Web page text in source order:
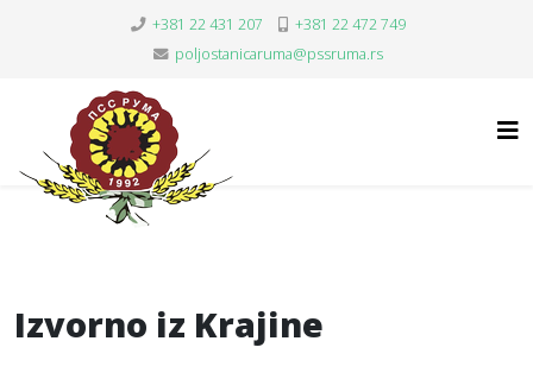
+381 22 431 207
+381 22 472 749
poljostanicaruma@pssruma.rs
Izvorno iz Krajine